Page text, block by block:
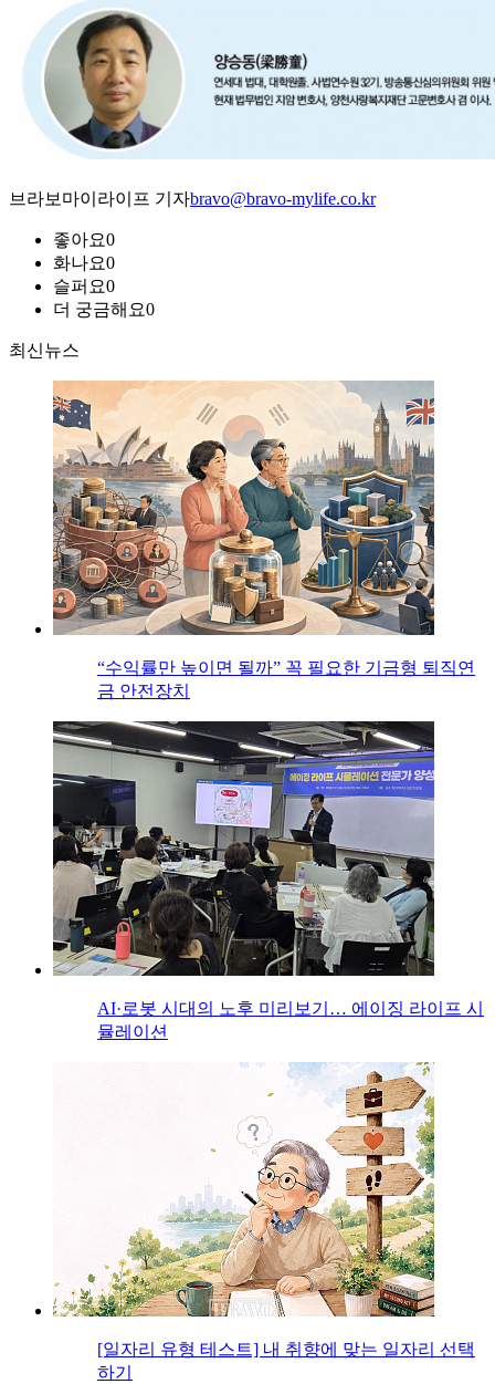
브라보마이라이프 기자bravo@bravo-mylife.co.kr
좋아요0
화나요0
슬퍼요0
더 궁금해요0
최신뉴스
“수익률만 높이면 될까” 꼭 필요한 기금형 퇴직연
금 안전장치
AI·로봇 시대의 노후 미리보기… 에이징 라이프 시
뮬레이션
[일자리 유형 테스트] 내 취향에 맞는 일자리 선택
하기